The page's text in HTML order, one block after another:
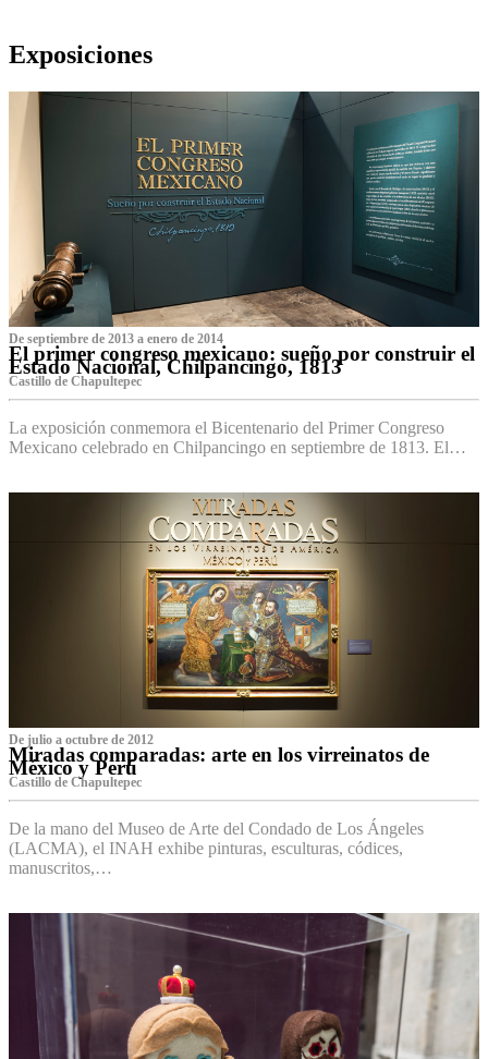
Exposiciones
De septiembre de 2013 a enero de 2014
El primer congreso mexicano: sueño por construir el
Estado Nacional, Chilpancingo, 1813
Castillo de Chapultepec
La exposición conmemora el Bicentenario del Primer Congreso
Mexicano celebrado en Chilpancingo en septiembre de 1813. El…
De julio a octubre de 2012
Miradas comparadas: arte en los virreinatos de
México y Perú
Castillo de Chapultepec
De la mano del Museo de Arte del Condado de Los Ángeles
(LACMA), el INAH exhibe pinturas, esculturas, códices,
manuscritos,…